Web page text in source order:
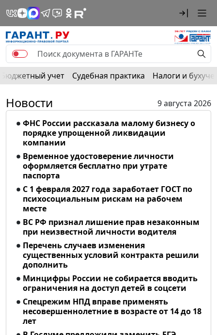
Бюджетный учет Судебная практика Налоги и
Новости
9 августа 2026
ФНС России рассказала малому бизнесу о
порядке упрощенной ликвидации
компании
Временное удостоверение личности
оформляется бесплатно при утрате
паспорта
С 1 февраля 2027 года заработает ГОСТ по
психосоциальным рискам на рабочем
месте
ВС РФ признал лишение прав незаконным
при неизвестной личности водителя
Перечень случаев изменения
существенных условий контракта решили
дополнить
Минцифры России не собирается вводить
ограничения на доступ детей в соцсети
Спецрежим НПД вправе применять
несовершеннолетние в возрасте от 14 до 18
лет